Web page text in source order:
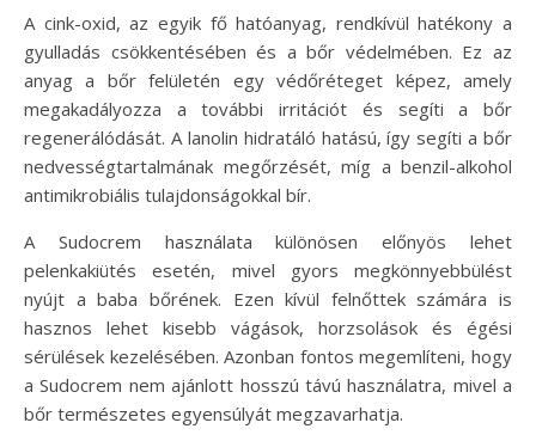
A cink-oxid, az egyik fő hatóanyag, rendkívül hatékony a
gyulladás csökkentésében és a bőr védelmében. Ez az
anyag a bőr felületén egy védőréteget képez, amely
megakadályozza a további irritációt és segíti a bőr
regenerálódását. A lanolin hidratáló hatású, így segíti a bőr
nedvességtartalmának megőrzését, míg a benzil-alkohol
antimikrobiális tulajdonságokkal bír.
A Sudocrem használata különösen előnyös lehet
pelenkakiütés esetén, mivel gyors megkönnyebbülést
nyújt a baba bőrének. Ezen kívül felnőttek számára is
hasznos lehet kisebb vágások, horzsolások és égési
sérülések kezelésében. Azonban fontos megemlíteni, hogy
a Sudocrem nem ajánlott hosszú távú használatra, mivel a
bőr természetes egyensúlyát megzavarhatja.